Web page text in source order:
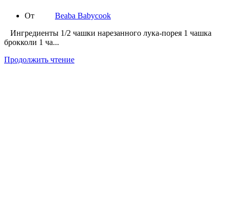
От
Beaba Babycook
Ингредиенты 1/2 чашки нарезанного лука-порея 1 чашка
брокколи 1 ча...
Продолжить чтение